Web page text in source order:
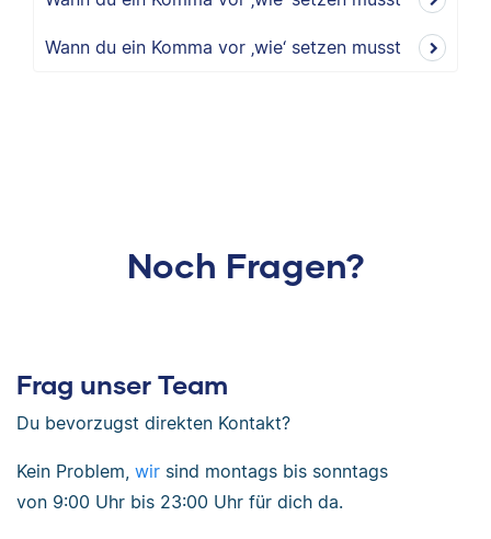
Wann du ein Komma vor ‚wie‘ setzen musst
Noch Fragen?
Frag unser Team
Du bevorzugst direkten Kontakt?
Kein Problem, wir sind montags bis sonntags
von 9:00 Uhr bis 23:00 Uhr für dich da.